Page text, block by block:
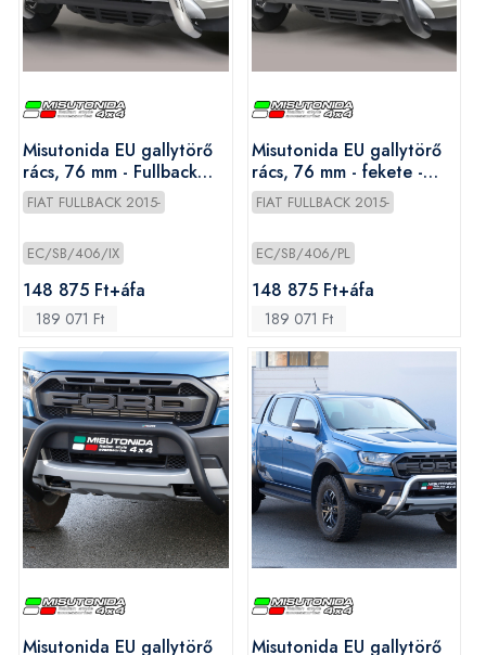
Misutonida EU gallytörő
rács, 76 mm - Fullback
2016-
FIAT FULLBACK 2015-
EC/SB/406/IX
148 875 Ft+áfa
189 071 Ft
Misutonida EU gallytörő
rács, 76 mm - fekete -
Fullback 2016-
FIAT FULLBACK 2015-
EC/SB/406/PL
148 875 Ft+áfa
189 071 Ft
Misutonida EU gallytörő
Misutonida EU gallytörő